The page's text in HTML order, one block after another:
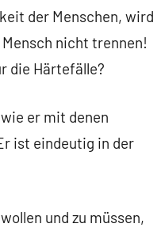
der Menschen, wird
nicht trennen!
die Härtefälle?
er mit denen
ist eindeutig in der
und zu müssen,